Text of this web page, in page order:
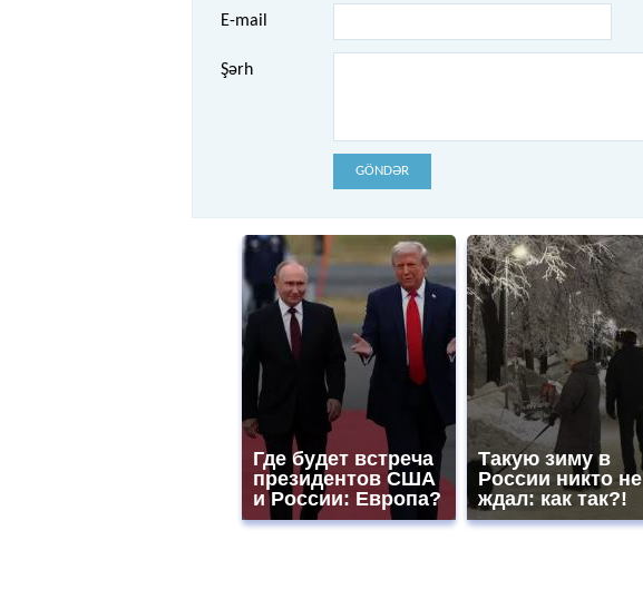
E-mail
Şərh
GÖNDƏR
Где будет встреча
президентов США
и России: Европа?
Такую зиму в
России никто не
ждал: как так?!